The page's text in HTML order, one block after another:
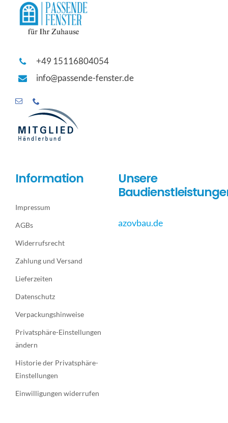
+49 15116804054
info@passende-fenster.de
Information
Impressum
AGBs
Widerrufsrecht
Zahlung und Versand
Lieferzeiten
Datenschutz
Verpackungshinweise
Privatsphäre-Einstellungen
ändern
Historie der Privatsphäre-
Einstellungen
Einwilligungen widerrufen
Unsere
azovbau.de